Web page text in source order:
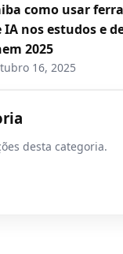
como usar
IA nos estudos e
2025
16, 2025
desta categoria.